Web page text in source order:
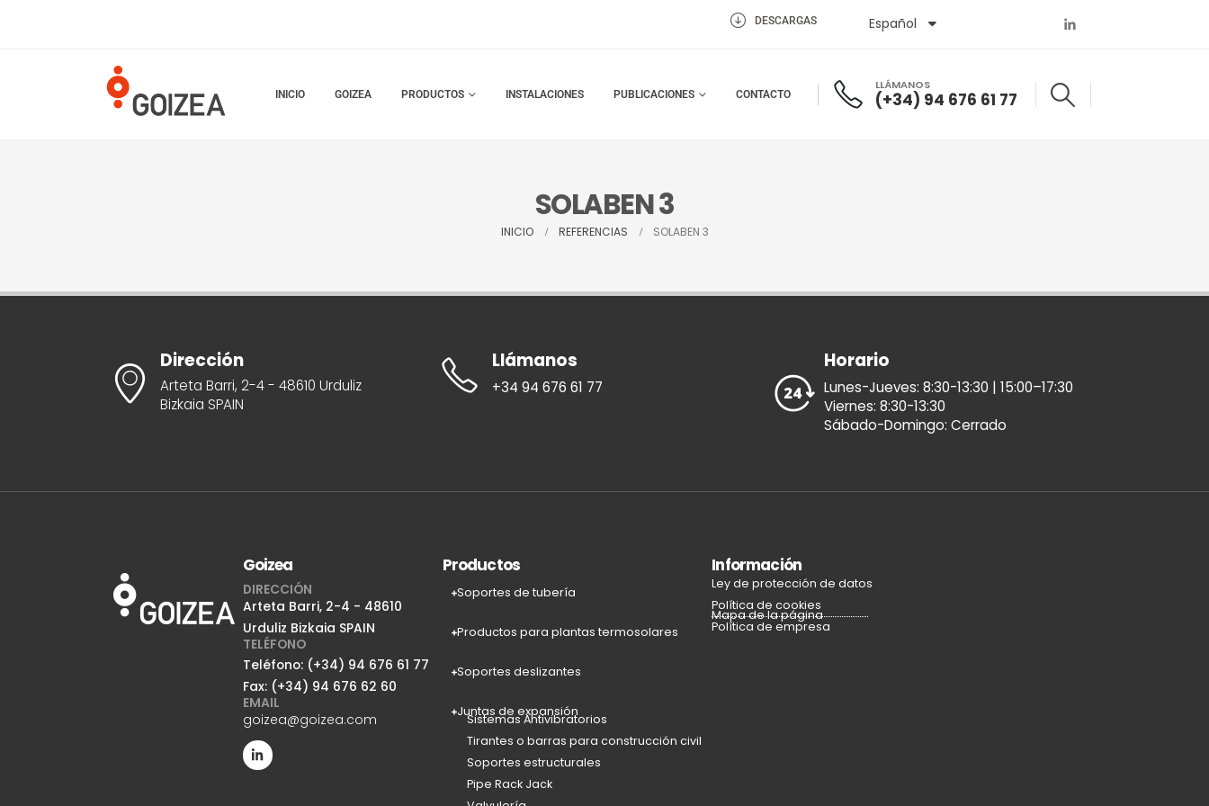
DESCARGAS Español
English
INICIO GOIZEA PRODUCTOS INSTALACIONES PUBLICACIONES CONTACTO
LLÁMANOS
(+34) 94 676 61 77
SOLABEN 3
INICIO REFERENCIAS SOLABEN 3
Dirección
Arteta Barri, 2-4 - 48610 Urduliz
Bizkaia SPAIN
Llámanos
+34 94 676 61 77
Horario
Lunes-Jueves: 8:30-13:30 | 15:00–17:30
Viernes: 8:30-13:30
Sábado-Domingo: Cerrado
Goizea
DIRECCIÓN
Arteta Barri, 2-4 - 48610
Urduliz Bizkaia SPAIN
TELÉFONO
Teléfono: (+34) 94 676 61 77
Fax: (+34) 94 676 62 60
EMAIL
goizea@goizea.com
Productos
Soportes de tubería
Productos para plantas termosolares
Soportes deslizantes
Juntas de expansión
Sistemas Antivibratorios
Tirantes o barras para construcción civil
Soportes estructurales
Pipe Rack Jack
Información
Ley de protección de datos
Política de cookies
Política de empresa
Mapa de la página